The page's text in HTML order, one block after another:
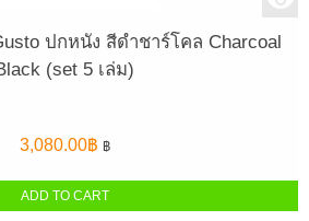
ปกหนัง สีดำชาร์โคล Charcoal
(set 5 เล่ม)
3,080.00฿ ฿
ADD TO CART